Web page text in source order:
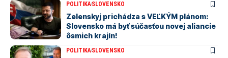
POLITIKASLOVENSKO
Zelenskyj prichádza s VEĽKÝM plánom:
Slovensko má byť súčasťou novej aliancie
ôsmich krajín!
POLITIKASLOVENSKO